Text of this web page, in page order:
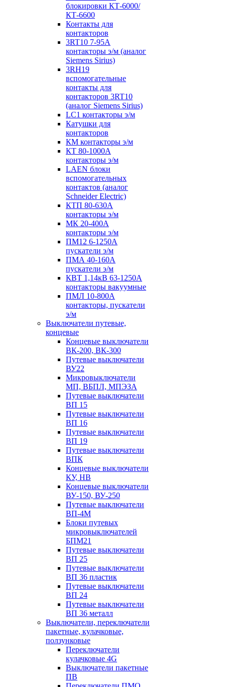
блокировки КТ-6000/
КТ-6600
Контакты для
контакторов
3RT10 7-95А
контакторы э/м (аналог
Siemens Sirius)
3RH19
вспомогательные
контакты для
контакторов 3RT10
(аналог Siemens Sirius)
LC1 контакторы э/м
Катушки для
контакторов
КМ контакторы э/м
КТ 80-1000А
контакторы э/м
LAEN блоки
вспомогательных
контактов (аналог
Schneider Electric)
КТП 80-630А
контакторы э/м
МК 20-400А
контакторы э/м
ПМ12 6-1250А
пускатели э/м
ПМА 40-160А
пускатели э/м
КВТ 1,14кВ 63-1250А
контакторы вакуумные
ПМЛ 10-800А
контакторы, пускатели
э/м
Выключатели путевые,
концевые
Концевые выключатели
ВК-200, ВК-300
Путевые выключатели
ВУ22
Микровыключатели
МП, ВБПЛ, МПЭЗА
Путевые выключатели
ВП 15
Путевые выключатели
ВП 16
Путевые выключатели
ВП 19
Путевые выключатели
ВПК
Концевые выключатели
КУ, НВ
Концевые выключатели
ВУ-150, ВУ-250
Путевые выключатели
ВП-4М
Блоки путевых
микровыключателей
БПМ21
Путевые выключатели
ВП 25
Путевые выключатели
ВП 36 пластик
Путевые выключатели
ВП 24
Путевые выключатели
ВП 36 металл
Выключатели, переключатели
пакетные, кулачковые,
ползунковые
Переключатели
кулачковые 4G
Выключатели пакетные
ПВ